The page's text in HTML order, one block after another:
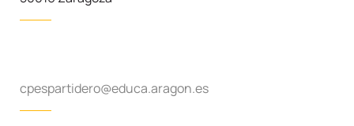
cpespartidero@educa.aragon.es